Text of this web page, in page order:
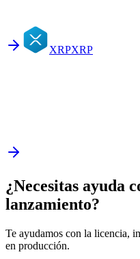
XRPXRP
¿Necesitas ayuda
lanzamiento?
Te ayudamos con la licencia,
en producción.